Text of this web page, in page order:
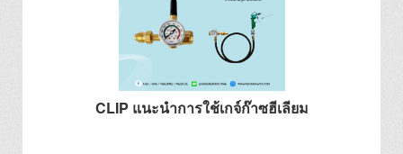
CLIP แนะนำการใช้เกจ์ก๊าซฮีเลียม